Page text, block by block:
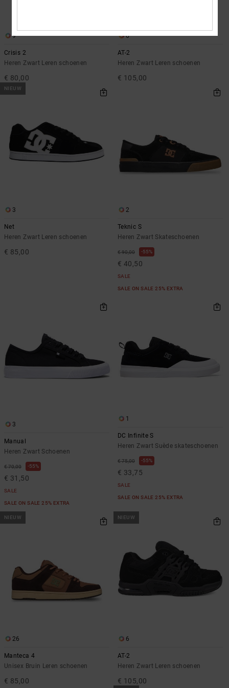
9
Crisis 2
Heren Zwart Leren schoenen
€ 80,00
6
AT-2
Heren Zwart Leren schoenen
€ 105,00
NIEUW
3
Net
Heren Zwart Leren schoenen
€ 85,00
2
Teknic S
Heren Zwart Skateschoenen
€ 90,00 55%
€ 40,50
SALE
SALE ON SALE 25% EXTRA
3
Manual
Heren Zwart Schoenen
€ 70,00 55%
€ 31,50
SALE
SALE ON SALE 25% EXTRA
1
DC Infinite S
Heren Zwart Suède skateschoenen
€ 75,00 55%
€ 33,75
SALE
SALE ON SALE 25% EXTRA
NIEUW
26
Manteca 4
Unisex Bruin Leren schoenen
€ 85,00
NIEUW
6
AT-2
Heren Zwart Leren schoenen
€ 105,00